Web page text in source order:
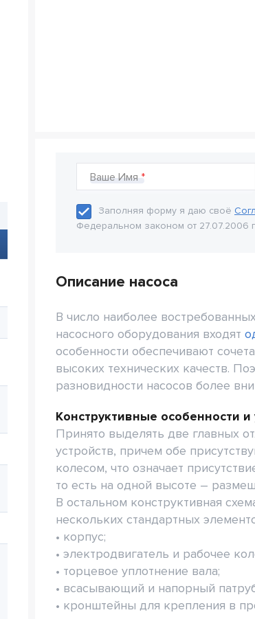
Ваше Имя
Заполняя форму я даю своё
Федеральном законом от 27.07.2006
Описание насоса
В число наиболее
насосного оборудования входят
особенности обеспечивают
высоких технических качеств.
разновидности насосов более
Конструктивные особенности и
Принято выделять две главных
устройств, причем обе
колесом, что означает
то есть на одной высоте –
В остальном конструктивная
нескольких стандартных
• корпус;
• электродвигатель и рабочее
• торцевое уплотнение вала;
• всасывающий и напорный
• кронштейны для крепления в